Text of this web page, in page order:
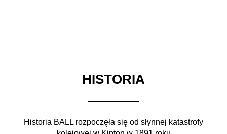
HISTORIA
Historia BALL rozpoczęła się od słynnej katastrofy